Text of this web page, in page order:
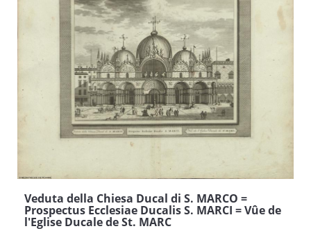
Veduta della Chiesa Ducal di S. MARCO =
Prospectus Ecclesiae Ducalis S. MARCI = Vûe de
l'Eglise Ducale de St. MARC